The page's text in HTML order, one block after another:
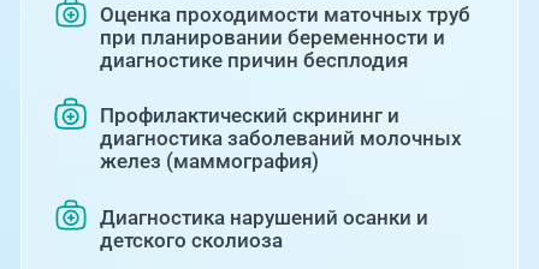
Оценка проходимости маточных труб
при планировании беременности и
диагностике причин бесплодия
Профилактический скрининг и
диагностика заболеваний молочных
желез (маммография)
Диагностика нарушений осанки и
детского сколиоза